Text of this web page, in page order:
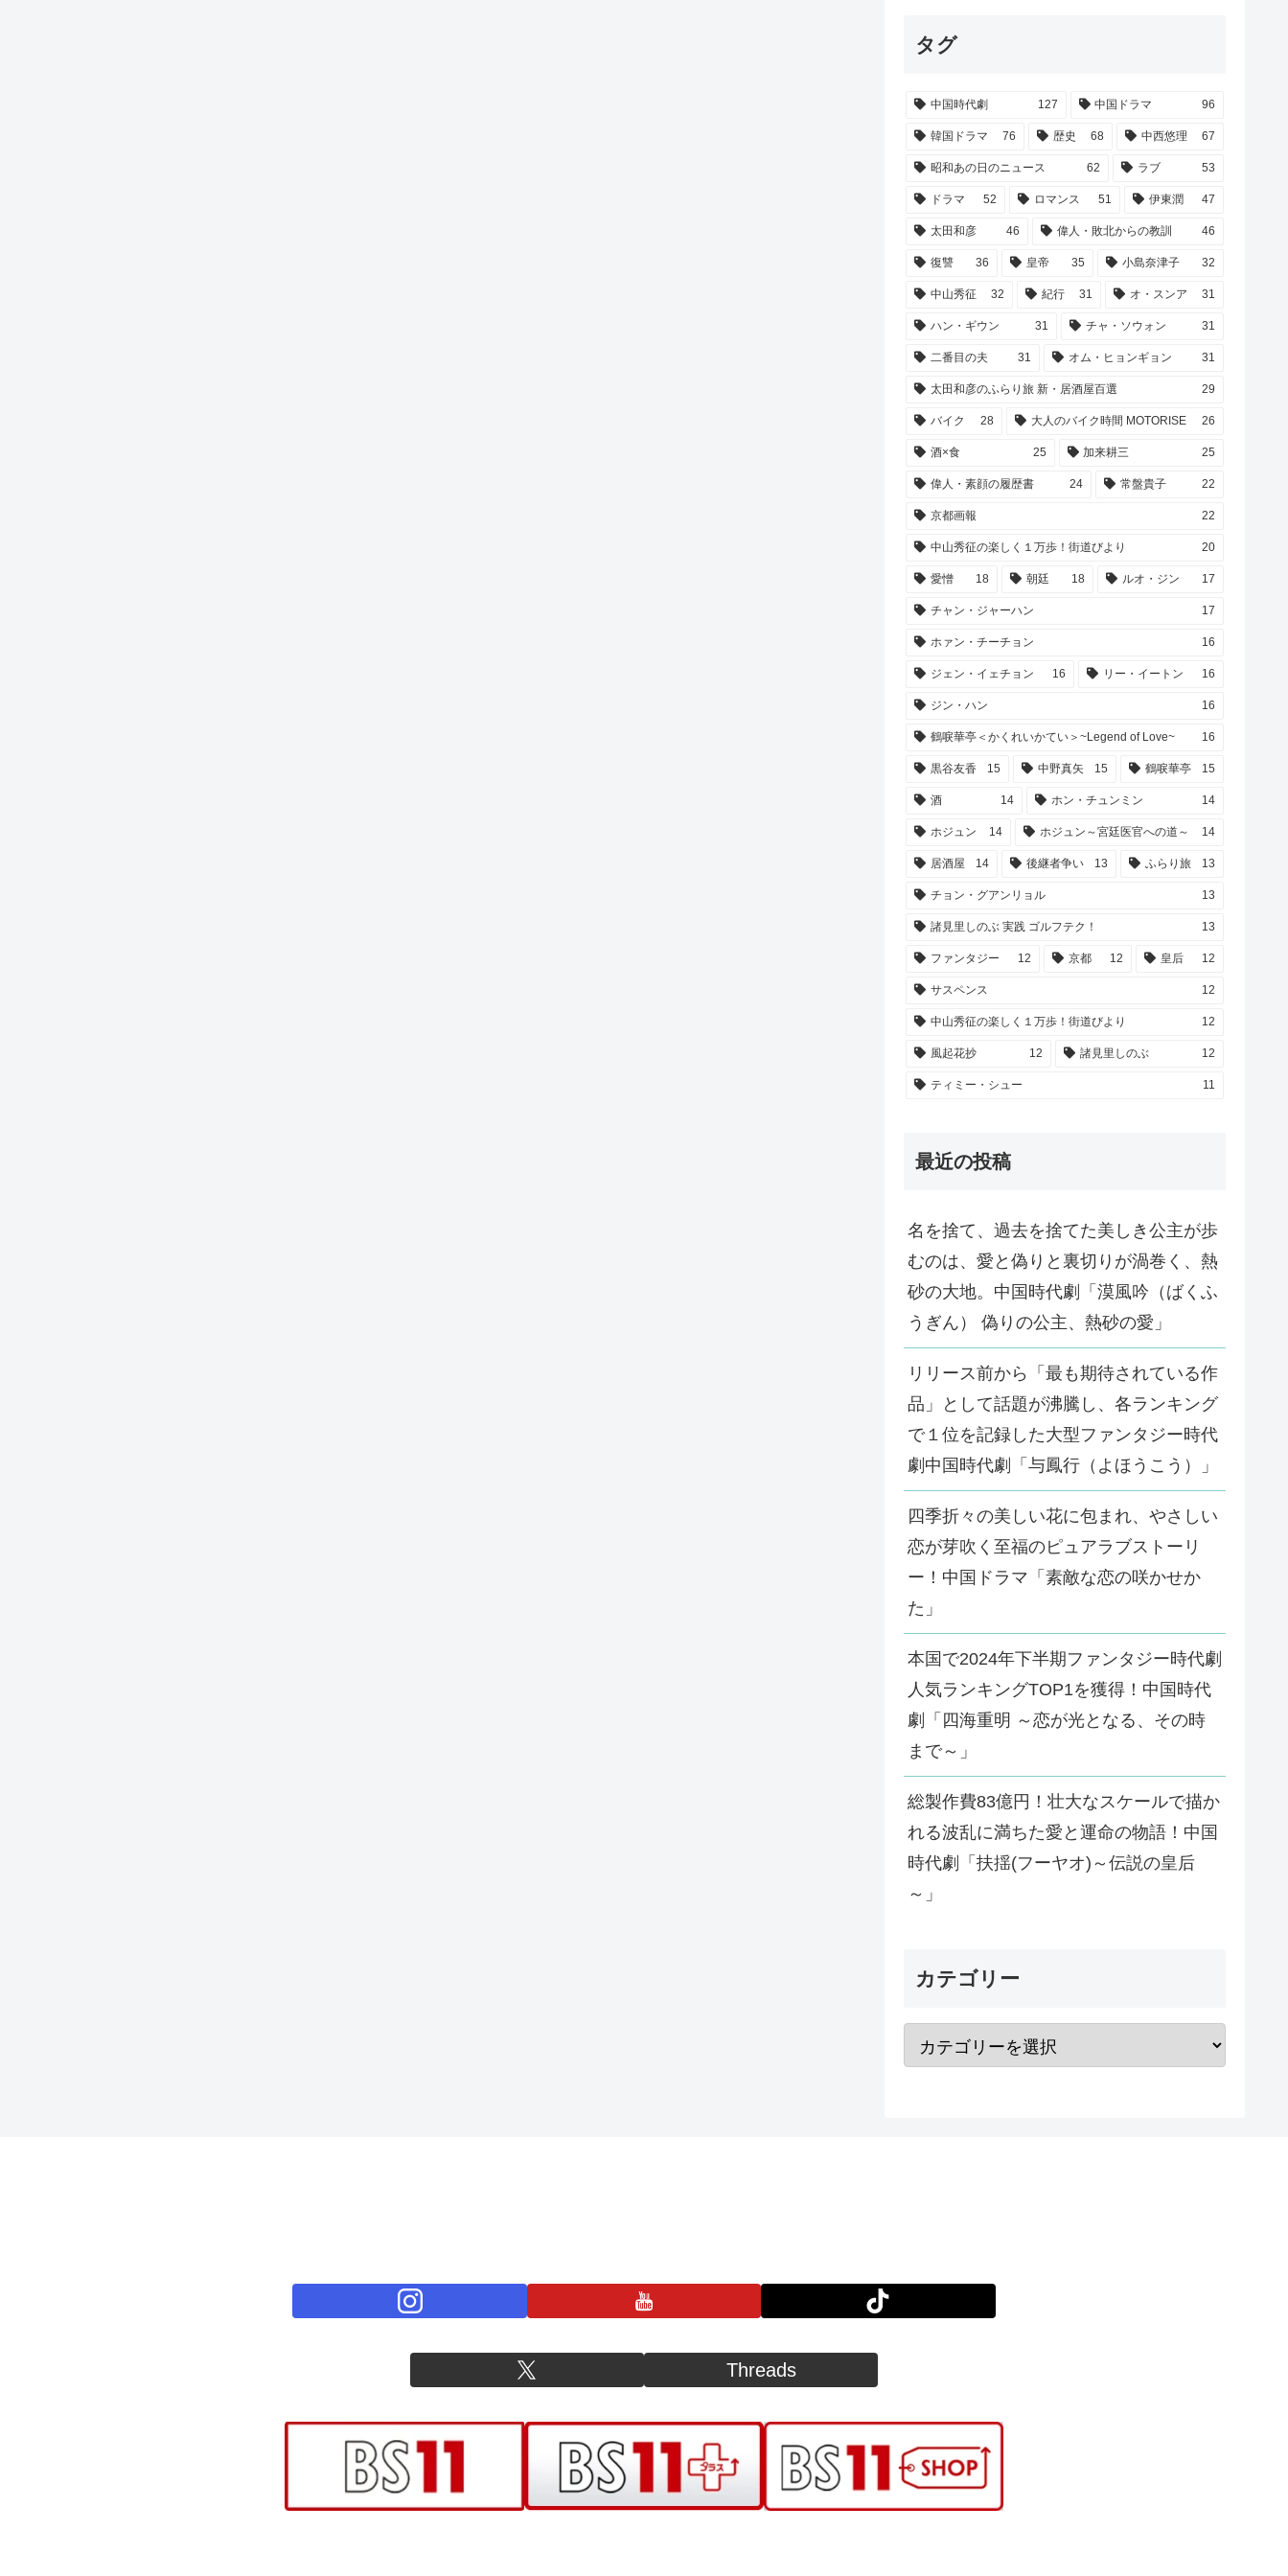
タグ
中国時代劇 127 中国ドラマ 96
韓国ドラマ 76 歴史 68 中西悠理 67
昭和あの日のニュース 62 ラブ 53
ドラマ 52 ロマンス 51 伊東潤 47
太田和彦 46 偉人・敗北からの教訓 46
復讐 36 皇帝 35 小島奈津子 32
中山秀征 32 紀行 31 オ・スンア 31
ハン・ギウン 31 チャ・ソウォン 31
二番目の夫 31 オム・ヒョンギョン 31
太田和彦のふらり旅 新・居酒屋百選 29
バイク 28 大人のバイク時間 MOTORISE 26
酒×食 25 加来耕三 25
偉人・素顔の履歴書 24 常盤貴子 22
京都画報 22
中山秀征の楽しく１万歩！街道びより 20
愛憎 18 朝廷 18 ルオ・ジン 17
チャン・ジャーハン 17
ホァン・チーチョン 16
ジェン・イェチョン 16 リー・イートン 16
ジン・ハン 16
鶴唳華亭＜かくれいかてい＞~Legend of Love~ 16
黒谷友香 15 中野真矢 15 鶴唳華亭 15
酒 14 ホン・チュンミン 14
ホジュン 14 ホジュン～宮廷医官への道～ 14
居酒屋 14 後継者争い 13 ふらり旅 13
チョン・グアンリョル 13
諸見里しのぶ 実践 ゴルフテク！ 13
ファンタジー 12 京都 12 皇后 12
サスペンス 12
中山秀征の楽しく１万歩！街道びより 12
風起花抄 12 諸見里しのぶ 12
ティミー・シュー 11
最近の投稿
名を捨て、過去を捨てた美しき公主が歩
むのは、愛と偽りと裏切りが渦巻く、熱
砂の大地。中国時代劇「漠風吟（ばくふ
うぎん） 偽りの公主、熱砂の愛」
リリース前から「最も期待されている作
品」として話題が沸騰し、各ランキング
で１位を記録した大型ファンタジー時代
劇中国時代劇「与鳳行（よほうこう）」
四季折々の美しい花に包まれ、やさしい
恋が芽吹く至福のピュアラブストーリ
ー！中国ドラマ「素敵な恋の咲かせか
た」
本国で2024年下半期ファンタジー時代劇
人気ランキングTOP1を獲得！中国時代
劇「四海重明 ～恋が光となる、その時
まで～」
総製作費83億円！壮大なスケールで描か
れる波乱に満ちた愛と運命の物語！中国
時代劇「扶揺(フーヤオ)～伝説の皇后
～」
カテゴリー
Threads